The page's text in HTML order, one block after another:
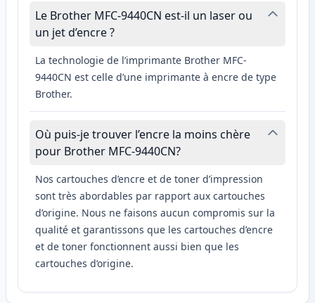
Le Brother MFC-9440CN est-il un laser ou
un jet d’encre ?
La technologie de l’imprimante Brother MFC-
9440CN est celle d’une imprimante à encre de type
Brother.
Où puis-je trouver l’encre la moins chère
pour Brother MFC-9440CN?
Nos cartouches d’encre et de toner d’impression
sont très abordables par rapport aux cartouches
d’origine. Nous ne faisons aucun compromis sur la
qualité et garantissons que les cartouches d’encre
et de toner fonctionnent aussi bien que les
cartouches d’origine.